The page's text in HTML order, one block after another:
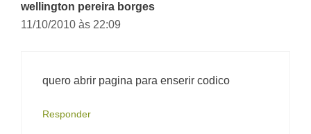
wellington pereira borges
11/10/2010 às 22:09
quero abrir pagina para enserir codico
Responder